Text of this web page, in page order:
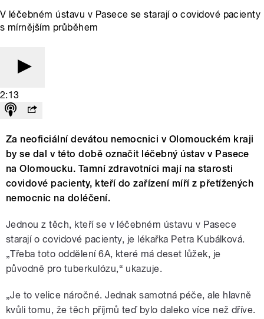
V léčebném ústavu v Pasece se starají o covidové pacienty
s mírnějším průběhem
2:13
Za neoficiální devátou nemocnici v Olomouckém kraji
by se dal v této době označit léčebný ústav v Pasece
na Olomoucku. Tamní zdravotníci mají na starosti
covidové pacienty, kteří do zařízení míří z přetížených
nemocnic na doléčení.
Jednou z těch, kteří se v léčebném ústavu v Pasece
starají o covidové pacienty, je lékařka Petra Kubálková.
„Třeba toto oddělení 6A, které má deset lůžek, je
původně pro tuberkulózu,“ ukazuje.
„Je to velice náročné. Jednak samotná péče, ale hlavně
kvůli tomu, že těch příjmů teď bylo daleko více než dříve.